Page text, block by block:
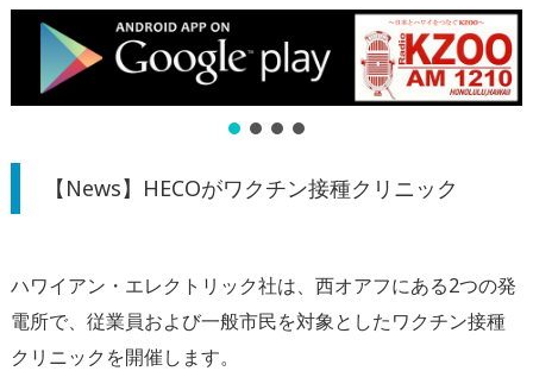
【News】HECOがワクチン接種クリニック
ハワイアン・エレクトリック社は、西オアフにある2つの発
電所で、従業員および一般市民を対象としたワクチン接種
クリニックを開催します。